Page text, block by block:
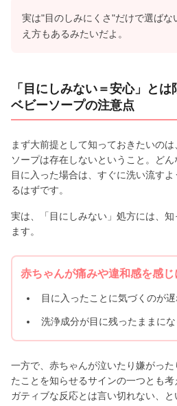
実は"目のしみにくさ"だけで選ば
え方もあるみたいだよ。
「目にしみない＝安心」と
ベビーソープの注意点
まず大前提として知っておきたいの
ソープは存在しないということ。ど
目に入った場合は、すぐに洗い流す
るはずです。
実は、「目にしみない」処方には、
ます。
赤ちゃんが痛みや違和感を感
目に入ったことに気づくのが
洗浄成分が目に残ったままにな
一方で、赤ちゃんが泣いたり嫌がっ
たことを知らせるサインの一つとも
ガティブな反応とは言い切れない、と